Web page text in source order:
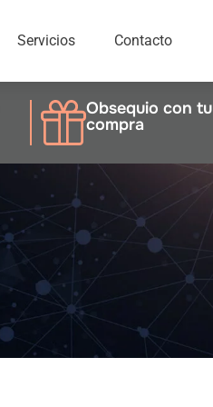
Servicios Contacto
Obsequio con tu
compra